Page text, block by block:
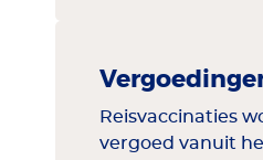
Reisvaccinaties
vergoed vanuit